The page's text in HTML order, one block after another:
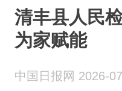
清丰县人民
为家赋能
中国日报网 2026-